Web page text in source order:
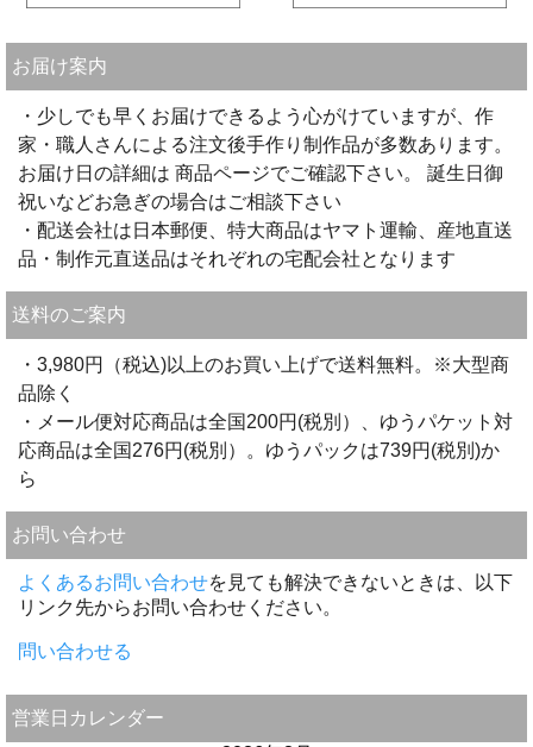
お届け案内
・少しでも早くお届けできるよう心がけていますが、作
家・職人さんによる注文後手作り制作品が多数あります。
お届け日の詳細は 商品ページでご確認下さい。 誕生日御
祝いなどお急ぎの場合はご相談下さい
・配送会社は日本郵便、特大商品はヤマト運輸、産地直送
品・制作元直送品はそれぞれの宅配会社となります
送料のご案内
・3,980円（税込)以上のお買い上げで送料無料。※大型商
品除く
・メール便対応商品は全国200円(税別）、ゆうパケット対
応商品は全国276円(税別）。ゆうパックは739円(税別)か
ら
お問い合わせ
よくあるお問い合わせを見ても解決できないときは、以下
リンク先からお問い合わせください。
問い合わせる
営業日カレンダー